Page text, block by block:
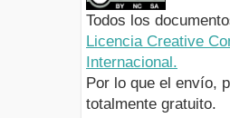
Todos los
Licencia Creative
Internacional.
Por lo que el envío,
totalmente gratuito.